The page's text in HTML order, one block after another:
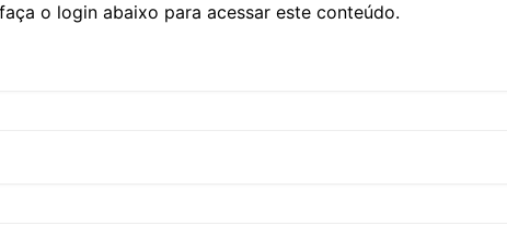
CCT – Itatiba, Birigui,
o login abaixo para acessar este conteúdo.